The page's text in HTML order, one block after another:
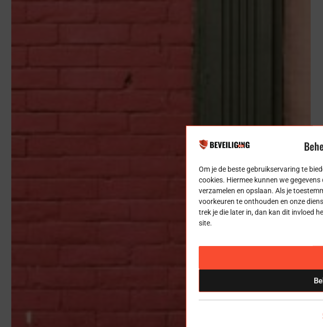
Om je de beste gebruikservaring te
cookies. Hiermee kunnen we
verzamelen en opslaan. Als je
voorkeuren te onthouden en onze
trek je die later in, dan kan dit invloed
site.